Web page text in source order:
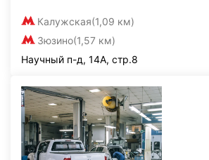
Калужская(1,09 км)
Зюзино(1,57 км)
Научный п-д, 14А, стр.8